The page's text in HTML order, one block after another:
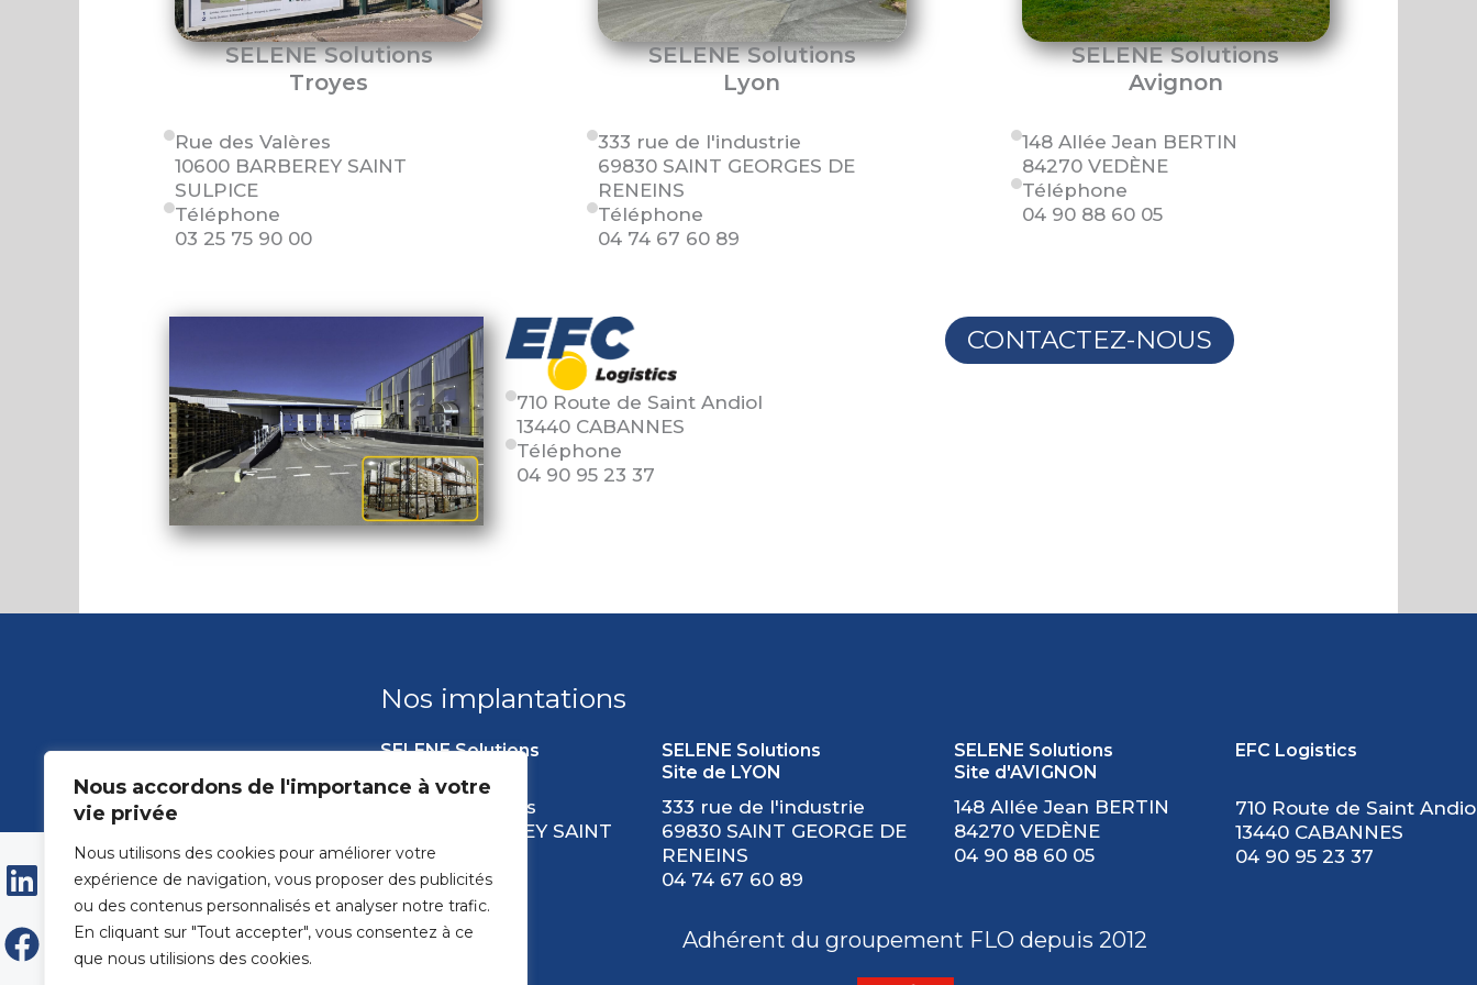
Nous accordons de l'importance à votre
vie privée
Nous utilisons des cookies pour améliorer votre
expérience de navigation, vous proposer des publicités
ou des contenus personnalisés et analyser notre trafic.
En cliquant sur "Tout accepter", vous consentez à ce
que nous utilisions des cookies.
SELENE Solutions
Troyes
Rue des Valères
10600 BARBEREY SAINT
SULPICE
Téléphone
03 25 75 90 00
SELENE Solutions
Lyon
333 rue de l'industrie
69830 SAINT GEORGES DE
RENEINS
Téléphone
04 74 67 60 89
SELENE Solutions
Avignon
148 Allée Jean BERTIN
84270 VEDÈNE
Téléphone
04 90 88 60 05
710 Route de Saint Andiol
13440 CABANNES
Téléphone
04 90 95 23 37
CONTACTEZ-NOUS
Des hommes, des moyens et le
service pour vocation
Nos implantations
SELENE Solutions
Site de LYON
333 rue de l'industrie
69830 SAINT GEORGE DE
RENEINS
04 74 67 60 89
SELENE Solutions
Site d'AVIGNON
148 Allée Jean BERTIN
84270 VEDÈNE
04 90 88 60 05
EFC Logistics
710 Route de Saint
13440 CABANNES
04 90 95 23 37
SELENE Solutions
Rue des Valères
10600 BARBEREY SAINT
SULPICE
03 25 75 90 00
Adhérent du groupement FLO depuis 2012
Linkedin
Facebook
Instagram